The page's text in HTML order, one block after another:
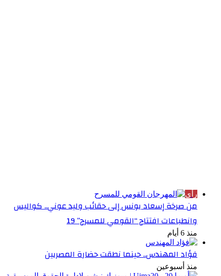
رأي
من صرخة إسعاد يونس إلى حقائب وليد عوني.. كواليس
وانطباعات افتتاح “القومي للمسرح” 19
منذ 6 أيام
فؤاد المهندس.. حينما نطقت حضارة المصريين
منذ أسبوعين